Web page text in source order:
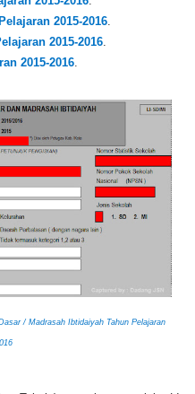
2015-2016
2015-2016
2015-2016
/ Madrasah Ibtidaiyah Tahun Pelajaran